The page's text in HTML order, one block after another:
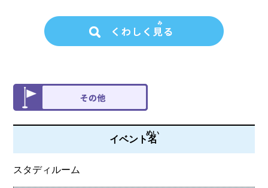
イベント名
めい
スタディルーム